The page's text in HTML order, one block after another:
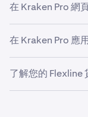
在 Kraken Pro 網
1 在 Kraken Pro
在 Kraken Pro 應
1 點擊 Kraken
後，在「工具
了解您的 Flexline